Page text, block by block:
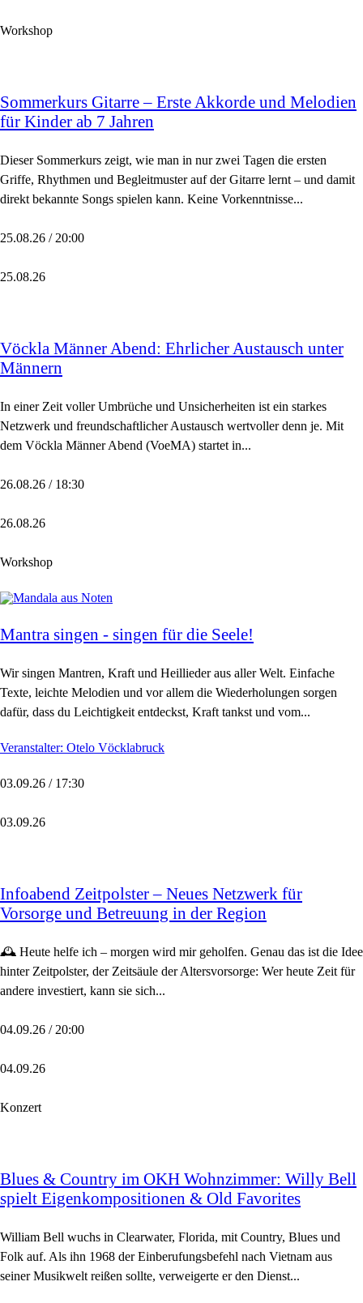
Workshop
Sommerkurs Gitarre – Erste Akkorde und Melodien
für Kinder ab 7 Jahren
Dieser Sommerkurs zeigt, wie man in nur zwei Tagen die ersten
Griffe, Rhythmen und Begleitmuster auf der Gitarre lernt – und damit
direkt bekannte Songs spielen kann. Keine Vorkenntnisse...
25.08.26 / 20:00
25.08.26
Vöckla Männer Abend: Ehrlicher Austausch unter
Männern
In einer Zeit voller Umbrüche und Unsicherheiten ist ein starkes
Netzwerk und freundschaftlicher Austausch wertvoller denn je. Mit
dem Vöckla Männer Abend (VoeMA) startet in...
26.08.26 / 18:30
26.08.26
Workshop
Mantra singen - singen für die Seele!
Wir singen Mantren, Kraft und Heillieder aus aller Welt. Einfache
Texte, leichte Melodien und vor allem die Wiederholungen sorgen
dafür, dass du Leichtigkeit entdeckst, Kraft tankst und vom...
Veranstalter: Otelo Vöcklabruck
03.09.26 / 17:30
03.09.26
Infoabend Zeitpolster – Neues Netzwerk für
Vorsorge und Betreuung in der Region
🕰️ Heute helfe ich – morgen wird mir geholfen. Genau das ist die Idee
hinter Zeitpolster, der Zeitsäule der Altersvorsorge: Wer heute Zeit für
andere investiert, kann sie sich...
04.09.26 / 20:00
04.09.26
Konzert
Blues & Country im OKH Wohnzimmer: Willy Bell
spielt Eigenkompositionen & Old Favorites
William Bell wuchs in Clearwater, Florida, mit Country, Blues und
Folk auf. Als ihn 1968 der Einberufungsbefehl nach Vietnam aus
seiner Musikwelt reißen sollte, verweigerte er den Dienst...